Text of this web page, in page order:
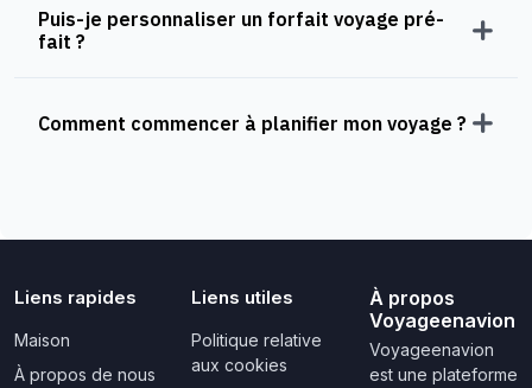
Puis-je personnaliser un forfait voyage pré-
fait ?
Comment commencer à planifier mon voyage ?
Liens rapides
Maison
À propos de nous
Liens utiles
Politique relative
aux cookies
À propos
Voyageenavion
Voyageenavion
est une plateforme